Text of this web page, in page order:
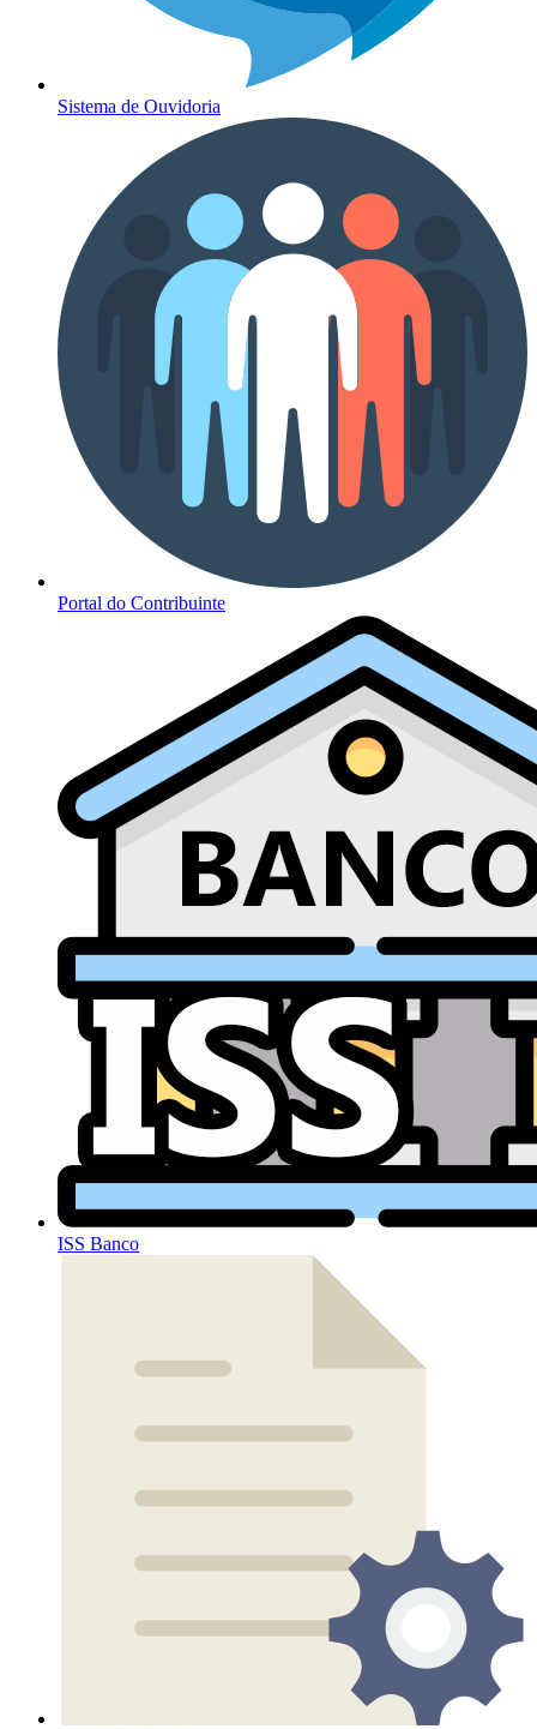
Sistema de Ouvidoria
Portal do Contribuinte
ISS Banco